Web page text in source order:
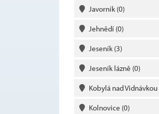
Javorník (0)
Jehnědí (0)
Jeseník (3)
Jeseník lázně (0)
Kobylá nad Vidnávkou
Kolnovice (0)